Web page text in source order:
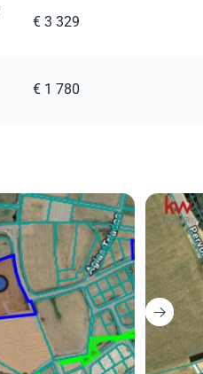
€ 3 329
€ 1 780